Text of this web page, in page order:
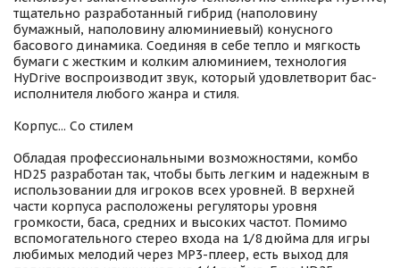
тщательно разработанный гибрид (наполовину
бумажный, наполовину алюминиевый) конусного
басового динамика. Соединяя в себе тепло и мягкость
бумаги с жестким и колким алюминием, технология
HyDrive воспроизводит звук, который удовлетворит бас-
исполнителя любого жанра и стиля.
Корпус... Со стилем
Обладая профессиональными возможностями, комбо
HD25 разработан так, чтобы быть легким и надежным в
использовании для игроков всех уровней. В верхней
части корпуса расположены регуляторы уровня
громкости, баса, средних и высоких частот. Помимо
вспомогательного стерео входа на 1/8 дюйма для игры
любимых мелодий через МР3-плеер, есть выход для